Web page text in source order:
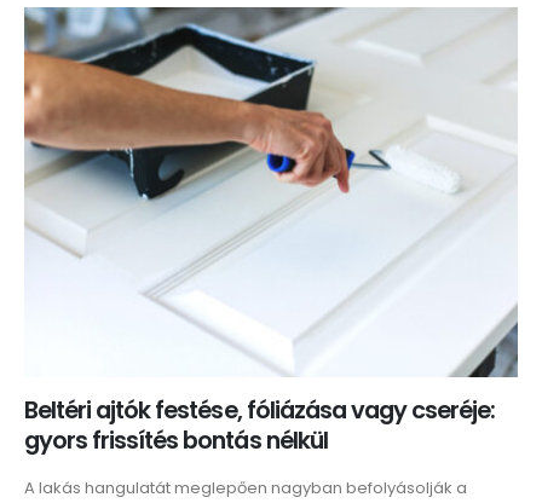
Beltéri ajtók festése, fóliázása vagy cseréje:
gyors frissítés bontás nélkül
A lakás hangulatát meglepően nagyban befolyásolják a